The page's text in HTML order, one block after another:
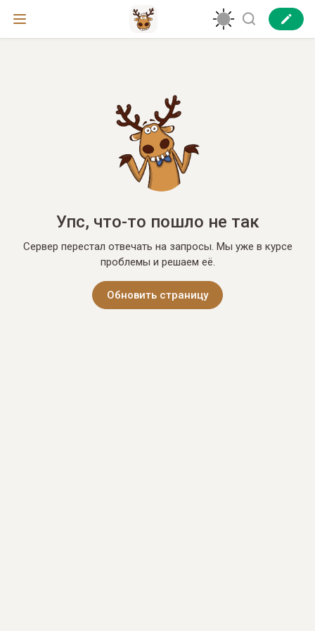
Упс, что-то пошло не так
Сервер перестал отвечать на запросы. Мы уже в курсе
проблемы и решаем её.
Обновить страницу